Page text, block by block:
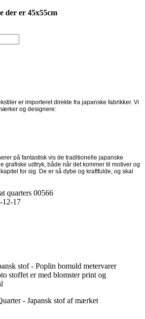
der er 45x55cm
er importeret direkte fra japanske fabrikker. Vi
og designere:
på fantastisk vis de traditionelle japanske
grafiske udtryk, både når det kommer til motiver og
for sig. De er så dybe og kraftfulde, og skal
quarters 00566
12-17
- Japansk stof af mærket